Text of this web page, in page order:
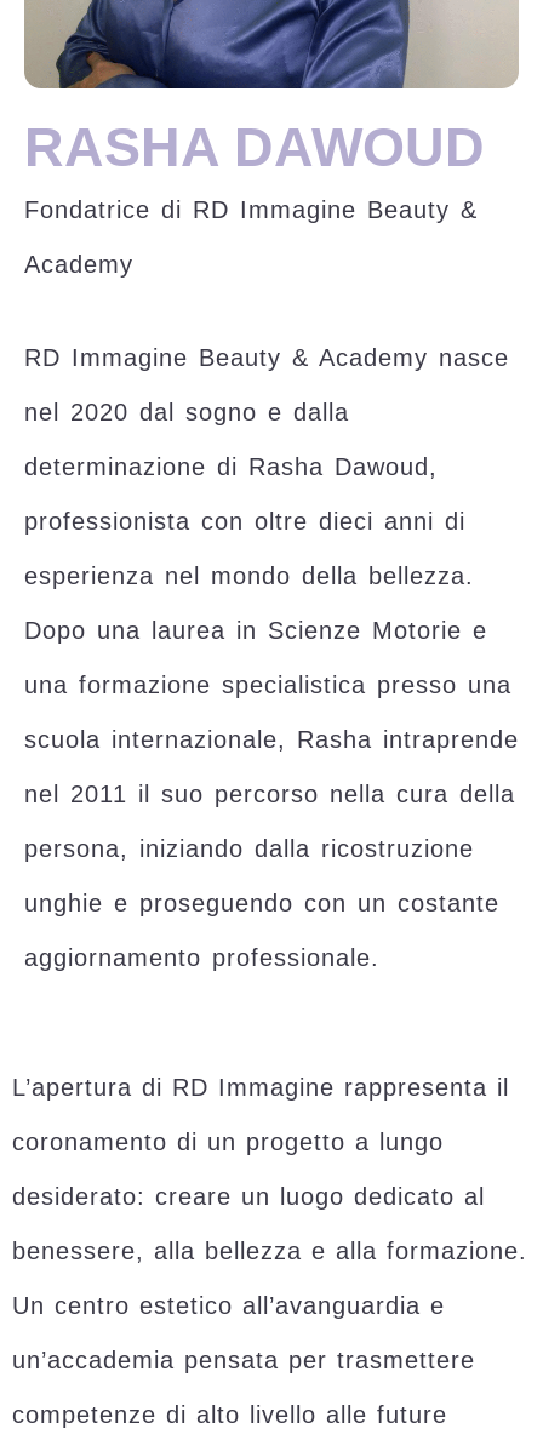
RASHA DAWOUD
Fondatrice di RD Immagine Beauty &
Academy
RD Immagine Beauty & Academy nasce
nel 2020 dal sogno e dalla
determinazione di Rasha Dawoud,
professionista con oltre dieci anni di
esperienza nel mondo della bellezza.
Dopo una laurea in Scienze Motorie e
una formazione specialistica presso una
scuola internazionale, Rasha intraprende
nel 2011 il suo percorso nella cura della
persona, iniziando dalla ricostruzione
unghie e proseguendo con un costante
aggiornamento professionale.
L’apertura di RD Immagine rappresenta il
coronamento di un progetto a lungo
desiderato: creare un luogo dedicato al
benessere, alla bellezza e alla formazione.
Un centro estetico all’avanguardia e
un’accademia pensata per trasmettere
competenze di alto livello alle future